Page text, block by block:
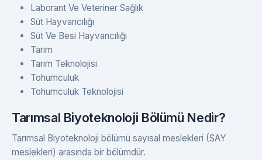
Laborant Ve Veteriner Sağlık
Süt Hayvancılığı
Süt Ve Besi Hayvancılığı
Tarım
Tarım Teknolojisi
Tohumculuk
Tohumculuk Teknolojisi
Tarımsal Biyoteknoloji Bölümü Nedir?
Tarımsal Biyoteknoloji bölümü sayısal meslekleri (SAY
meslekleri) arasında bir bölümdür.